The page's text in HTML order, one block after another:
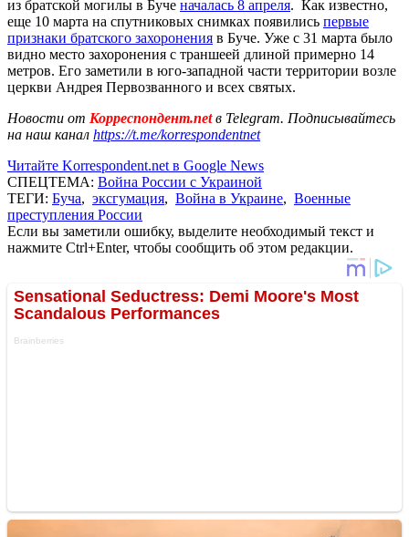
из братской могилы в Буче началась 8 апреля. Как известно,
еще 10 марта на спутниковых снимках появились первые
признаки братского захоронения в Буче. Уже с 31 марта было
видно место захоронения с траншеей длиной примерно 14
метров. Его заметили в юго-западной части территории возле
церкви Андрея Первозванного и всех святых.
Новости от Корреспондент.netв Telegram. Подписывайтесь
на наш канал https://t.me/korrespondentnet
Читайте Korrespondent.net в Google News
СПЕЦТЕМА: Война России с Украиной
ТЕГИ: Буча, эксгумация, Война в Украине, Военные
преступления России
Если вы заметили ошибку, выделите необходимый текст и
нажмите Ctrl+Enter, чтобы сообщить об этом редакции.